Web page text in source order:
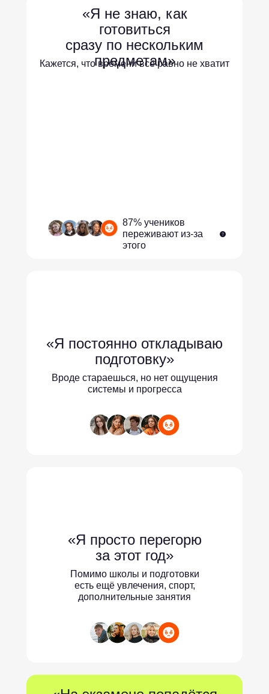
«Я не знаю, как
готовиться
сразу по нескольким
предметам»
«Я постоянно откладываю
подготовку»
«Я просто перегорю
за этот год»
Кажется, что времени всё равно не хватит
Вроде стараешься, но нет ощущения
системы и прогресса
Помимо школы и подготовки
есть ещё увлечения, спорт,
дополнительные занятия
87% учеников
переживают из-за
этого